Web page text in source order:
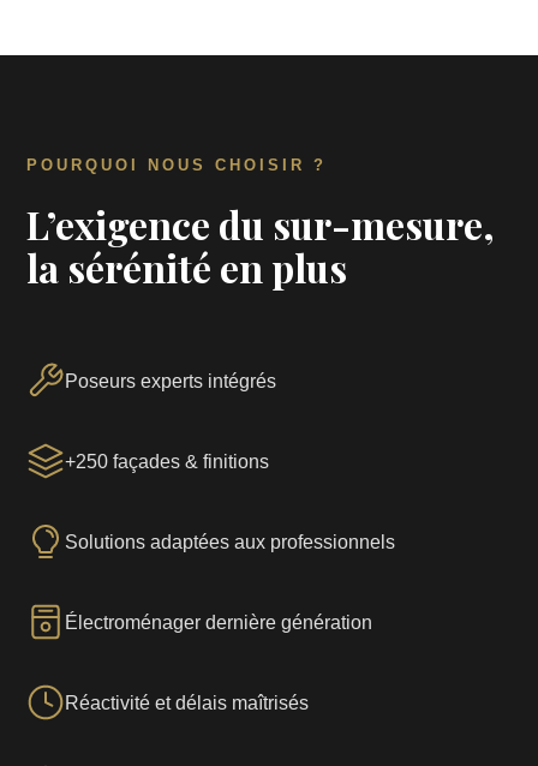
POURQUOI NOUS CHOISIR ?
L’exigence du sur-mesure,
la sérénité en plus
Poseurs experts intégrés
+250 façades & finitions
Solutions adaptées aux professionnels
Électroménager dernière génération
Réactivité et délais maîtrisés